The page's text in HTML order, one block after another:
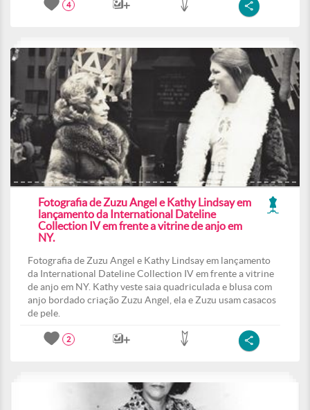
4
Fotografia de Zuzu Angel e Kathy Lindsay em
lançamento da International Dateline
Collection IV em frente a vitrine de anjo em
NY.
Fotografia de Zuzu Angel e Kathy Lindsay em lançamento
da International Dateline Collection IV em frente a vitrine
de anjo em NY. Kathy veste saia quadriculada e blusa com
anjo bordado criação Zuzu Angel, ela e Zuzu usam casacos
de pele.
2